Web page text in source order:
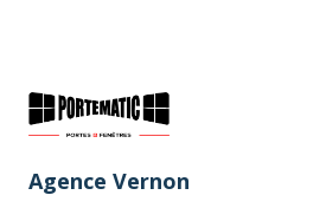
Agence Vernon